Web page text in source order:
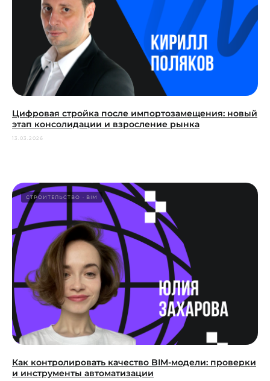
Цифровая стройка после импортозамещения: новый
этап консолидации и взросление рынка
13.03.2026
СТРОИТЕЛЬСТВО BIM
Как контролировать качество BIM-модели: проверки
и инструменты автоматизации